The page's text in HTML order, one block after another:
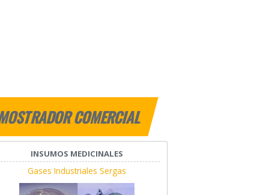
COMERCIAL
INSUMOS MEDICINALES
Gases Industriales Sergas